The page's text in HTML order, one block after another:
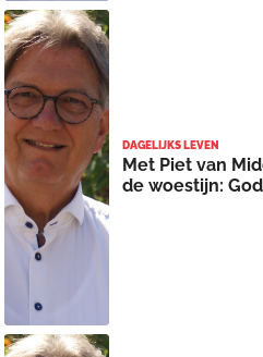
DAGELIJKS LEVEN
Met Piet van
de woestijn: